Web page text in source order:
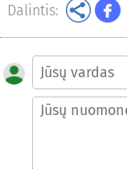
Dalintis: